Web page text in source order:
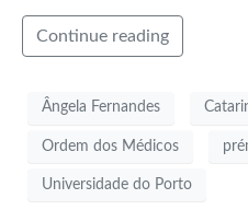
Continue reading
Ângela Fernandes
Ordem dos Médicos
Universidade do Porto